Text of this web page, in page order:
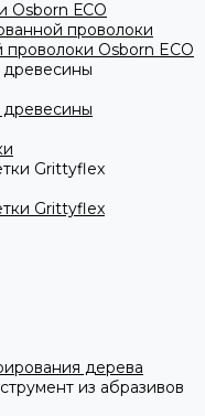
Osborn ЕСО
проволоки
проволоки Osborn ECO
Grittyflex
Grittyflex
дерева
из абразивов